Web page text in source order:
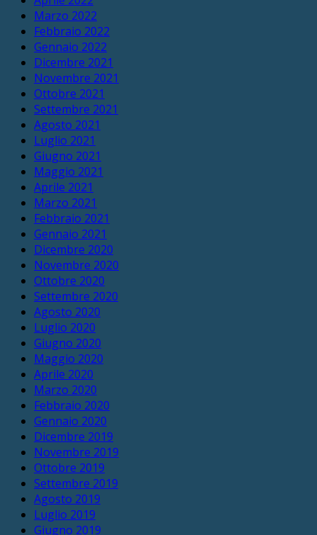
Marzo 2022
Febbraio 2022
Gennaio 2022
Dicembre 2021
Novembre 2021
Ottobre 2021
Settembre 2021
Agosto 2021
Luglio 2021
Giugno 2021
Maggio 2021
Aprile 2021
Marzo 2021
Febbraio 2021
Gennaio 2021
Dicembre 2020
Novembre 2020
Ottobre 2020
Settembre 2020
Agosto 2020
Luglio 2020
Giugno 2020
Maggio 2020
Aprile 2020
Marzo 2020
Febbraio 2020
Gennaio 2020
Dicembre 2019
Novembre 2019
Ottobre 2019
Settembre 2019
Agosto 2019
Luglio 2019
Giugno 2019